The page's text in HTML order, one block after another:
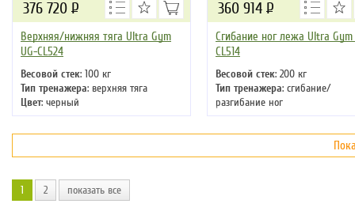
Верхняя/нижняя тяга Ultra Gym
UG-CL524
Весовой стек: 100 кг
Тип тренажера: верхняя тяга
Цвет: черный
376 720 Р
Сгибание ног лежа Ultra Gym
CL514
Весовой стек: 200 кг
Тип тренажера: сгибание/
разгибание ног
Цвет: черный
360 914 Р
1 2 показать все